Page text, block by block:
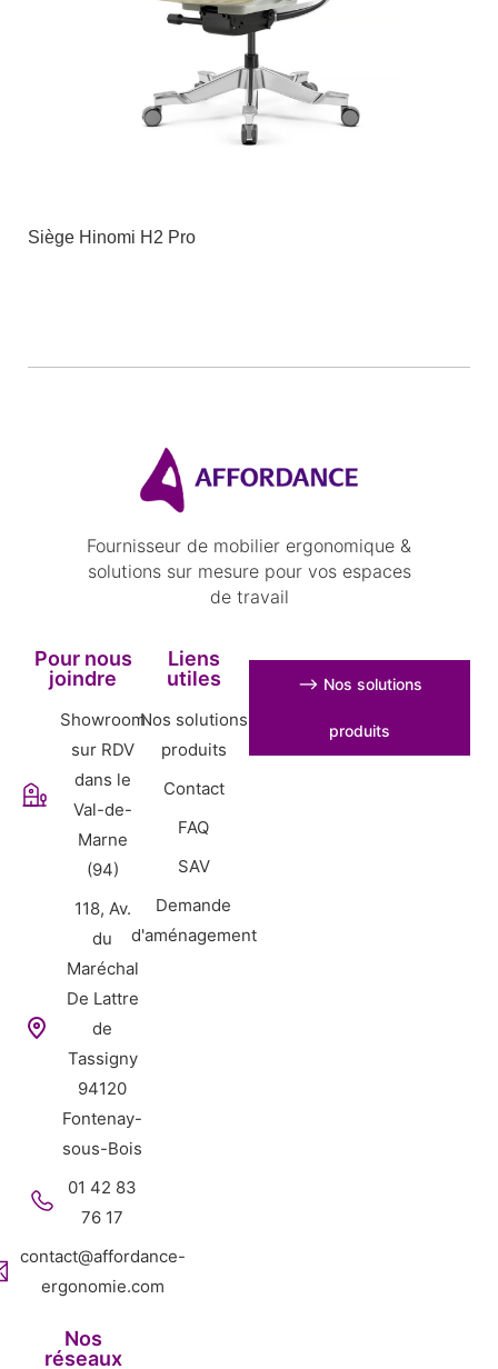
Siège Hinomi H2 Pro
Fournisseur de mobilier ergonomique &
solutions sur mesure pour vos espaces
de travail
Pour nous
joindre
Showroom
sur RDV
dans le
Val-de-
Marne
(94)
118, Av.
du
Maréchal
De Lattre
de
Tassigny
94120
Fontenay-
sous-Bois
01 42 83
76 17
contact@affordance-
ergonomie.com
Nos
réseaux
Liens
utiles
Nos solutions
produits
Contact
FAQ
SAV
Demande
d'aménagement
⟶ Nos solutions
produits